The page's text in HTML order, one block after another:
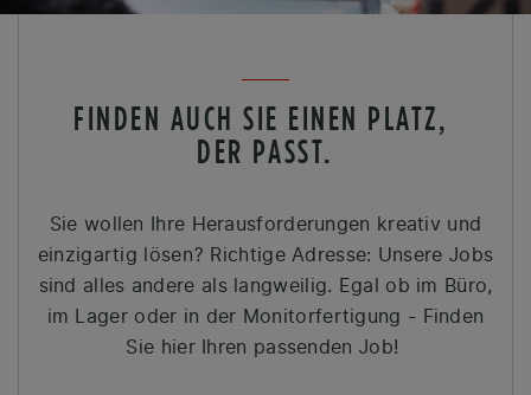
FINDEN AUCH SIE EINEN PLATZ,
DER PASST.
Sie wollen Ihre Herausforderungen kreativ und
einzigartig lösen? Richtige Adresse: Unsere Jobs
sind alles andere als langweilig. Egal ob im Büro,
im Lager oder in der Monitorfertigung - Finden
Sie hier Ihren passenden Job!